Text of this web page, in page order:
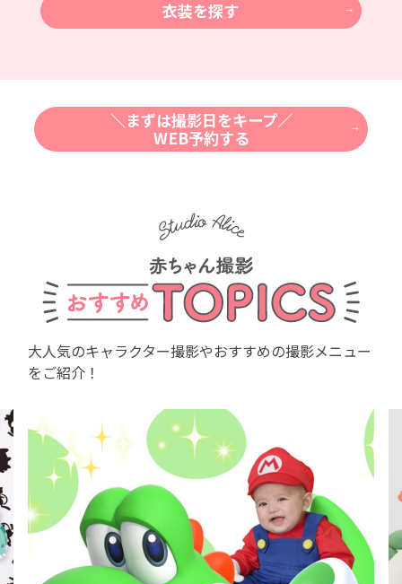
衣装を探す
＼まずは撮影日をキープ／
WEB予約する
大人気のキャラクター撮影やおすすめの撮影メニュー
をご紹介！